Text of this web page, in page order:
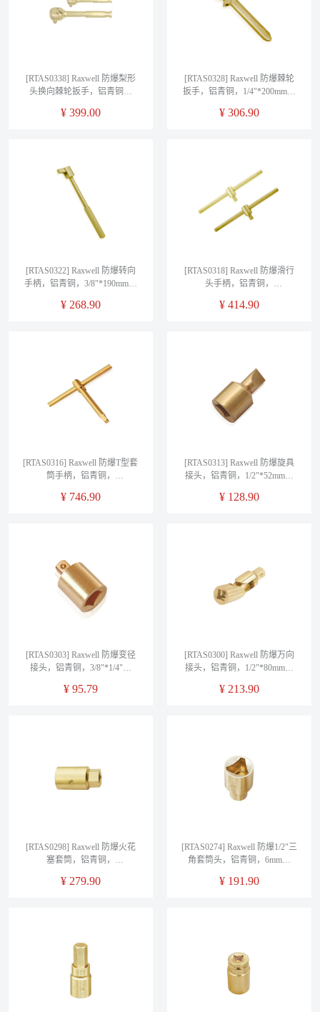
[RTAS0338] Raxwell 防爆梨形
头换向棘轮扳手，铝青铜，
¥ 399.00
[RTAS0328] Raxwell 防爆棘轮
扳手，铝青铜，1/4"*200mm，
¥306.90
[RTAS0322] Raxwell 防爆转向
手柄，铝青铜，3/8"*190mm，
¥ 268.90
[RTAS0318] Raxwell 防爆滑行
头手柄，铝青铜，
¥414.90
[RTAS0316] Raxwell 防爆T型套
筒手柄，铝青铜，
¥ 746.90
[RTAS0313] Raxwell 防爆旋具
接头，铝青铜，1/2"*52mm，
¥ 128.90
[RTAS0303] Raxwell 防爆变径
接头，铝青铜，3/8"*1/4"，
¥ 95.79
[RTAS0300] Raxwell 防爆万向
接头，铝青铜，1/2"*80mm，
¥ 213.90
[RTAS0298] Raxwell 防爆火花
塞套筒，铝青铜，
¥ 279.90
[RTAS0274] Raxwell 防爆1/2"三
角套筒头，铝青铜，6mm，
¥ 191.90